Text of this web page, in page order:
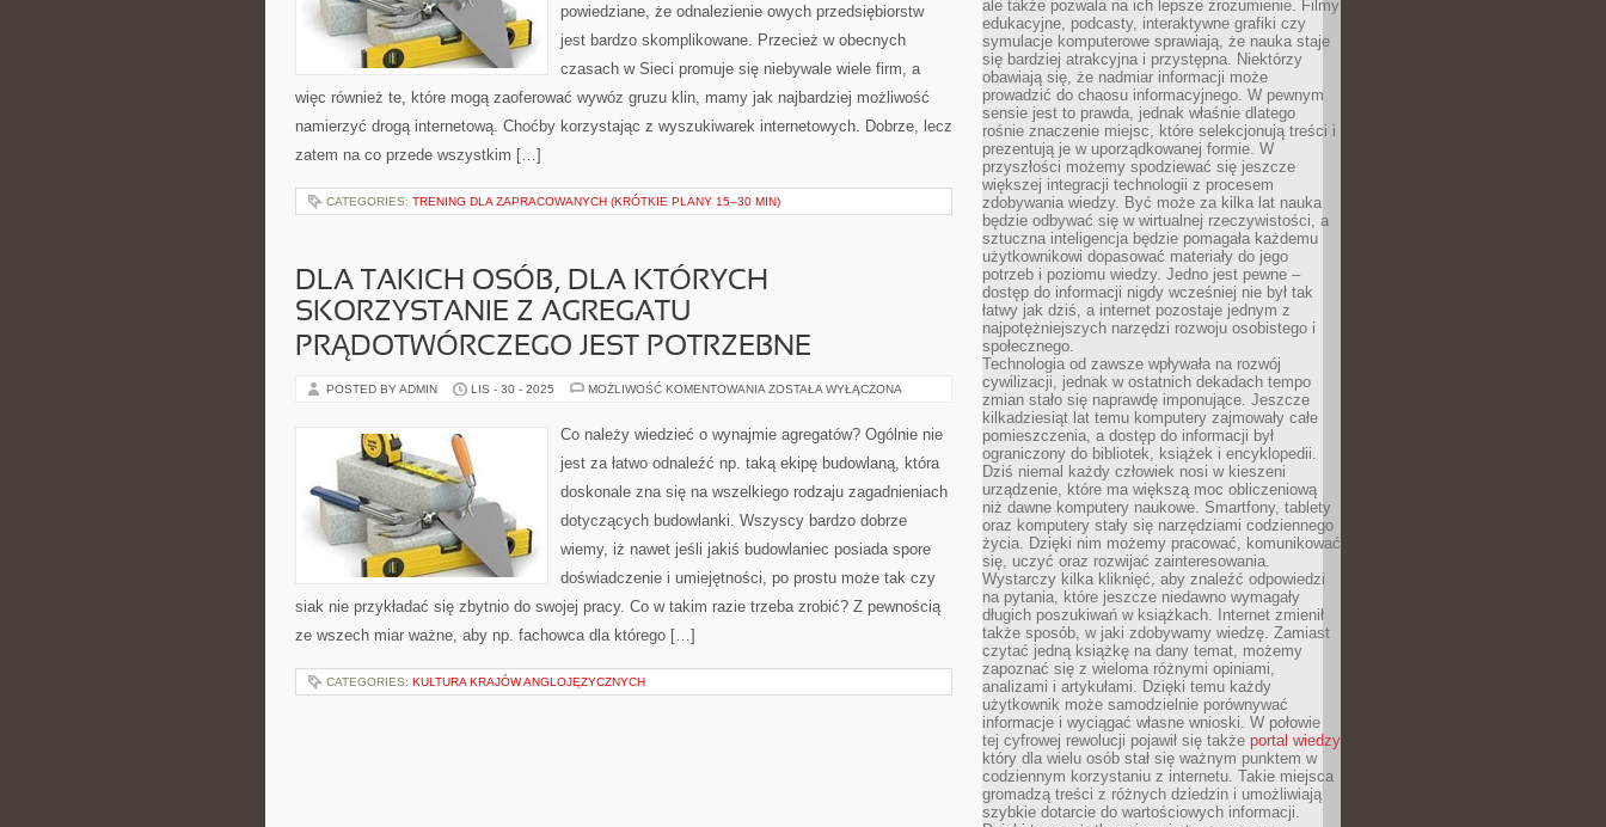
powiedziane, że odnalezienie owych przedsiębiorstw
jest bardzo skomplikowane. Przecież w obecnych
czasach w Sieci promuje się niebywale wiele firm, a
więc również te, które mogą zaoferować wywóz gruzu klin, mamy jak najbardziej możliwość
namierzyć drogą internetową. Choćby korzystając z wyszukiwarek internetowych. Dobrze, lecz
zatem na co przede wszystkim […]
CATEGORIES: TRENING DLA ZAPRACOWANYCH (KRÓTKIE PLANY 15–30 MIN)
DLA TAKICH OSÓB, DLA KTÓRYCH
SKORZYSTANIE Z AGREGATU
PRĄDOTWÓRCZEGO JEST POTRZEBNE
POSTED BY ADMIN LIS - 30 - 2025 MOŻLIWOŚĆ KOMENTOWANIA DLA
KTÓRYCH
Z
PRĄDOTWÓRCZEGO
POTRZEBNE
ZOSTAŁA WYŁĄCZONA
Co należy wiedzieć o wynajmie agregatów? Ogólnie nie
jest za łatwo odnaleźć np. taką ekipę budowlaną, która
doskonale zna się na wszelkiego rodzaju zagadnieniach
dotyczących budowlanki. Wszyscy bardzo dobrze
wiemy, iż nawet jeśli jakiś budowlaniec posiada spore
doświadczenie i umiejętności, po prostu może tak czy
siak nie przykładać się zbytnio do swojej pracy. Co w takim razie trzeba zrobić? Z pewnością
ze wszech miar ważne, aby np. fachowca dla którego […]
CATEGORIES: KULTURA KRAJÓW ANGLOJĘZYCZNYCH
ale także pozwala na ich lepsze zrozumienie. Filmy
edukacyjne, podcasty, interaktywne grafiki czy
symulacje komputerowe sprawiają, że nauka staje
się bardziej atrakcyjna i przystępna. Niektórzy
obawiają się, że nadmiar informacji może
prowadzić do chaosu informacyjnego. W pewnym
sensie jest to prawda, jednak właśnie dlatego
rośnie znaczenie miejsc, które selekcjonują treści i
prezentują je w uporządkowanej formie. W
przyszłości możemy spodziewać się jeszcze
większej integracji technologii z procesem
zdobywania wiedzy. Być może za kilka lat nauka
będzie odbywać się w wirtualnej rzeczywistości, a
sztuczna inteligencja będzie pomagała każdemu
użytkownikowi dopasować materiały do jego
potrzeb i poziomu wiedzy. Jedno jest pewne –
dostęp do informacji nigdy wcześniej nie był tak
łatwy jak dziś, a internet pozostaje jednym z
najpotężniejszych narzędzi rozwoju osobistego i
społecznego.
Technologia od zawsze wpływała na rozwój
cywilizacji, jednak w ostatnich dekadach tempo
zmian stało się naprawdę imponujące. Jeszcze
kilkadziesiąt lat temu komputery zajmowały całe
pomieszczenia, a dostęp do informacji był
ograniczony do bibliotek, książek i encyklopedii.
Dziś niemal każdy człowiek nosi w kieszeni
urządzenie, które ma większą moc obliczeniową
niż dawne komputery naukowe. Smartfony, tablety
oraz komputery stały się narzędziami codziennego
życia. Dzięki nim możemy pracować, komunikować
się, uczyć oraz rozwijać zainteresowania.
Wystarczy kilka kliknięć, aby znaleźć odpowiedzi
na pytania, które jeszcze niedawno wymagały
długich poszukiwań w książkach. Internet zmienił
także sposób, w jaki zdobywamy wiedzę. Zamiast
czytać jedną książkę na dany temat, możemy
zapoznać się z wieloma różnymi opiniami,
analizami i artykułami. Dzięki temu każdy
użytkownik może samodzielnie porównywać
informacje i wyciągać własne wnioski. W połowie
tej cyfrowej rewolucji pojawił się także portal wiedzy
który dla wielu osób stał się ważnym punktem w
codziennym korzystaniu z internetu. Takie miejsca
gromadzą treści z różnych dziedzin i umożliwiają
szybkie dotarcie do wartościowych informacji.